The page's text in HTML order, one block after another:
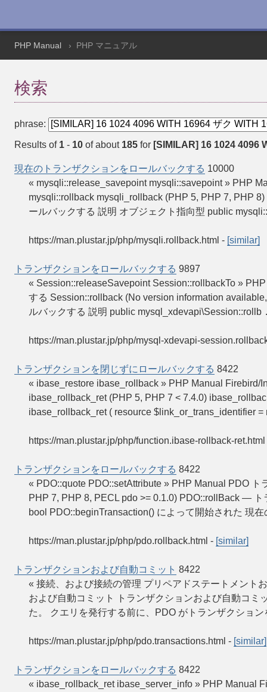
PHP Manual PHP マニュアル
検索
phrase:
Results of 1 - 10 of about 185 for [SIMILAR] 16 1024 4096
現在のトランザクションをロールバックする 10000
« mysqli::release_savepoint mysqli::savepoint » PHP
mysqli::rollback mysqli_rollback (PHP 5, PHP 7, PHP
ールバックする 説明 オブジェクト指向型 public
https://man.plustar.jp/php/mysqli.rollback.html - [similar]
トランザクションをロールバックする 9897
« Session::releaseSavepoint Session::rollbackTo »
する Session::rollback (No version information
ルバックする 説明 public mysql_xdevapi\Session::rollb
https://man.plustar.jp/php/mysql-xdevapi-
トランザクションを閉じずにロールバックする 8422
« ibase_restore ibase_rollback » PHP Manual Firebird/
ibase_rollback_ret (PHP 5, PHP 7 < 7.4.0)
ibase_rollback_ret ( resource $link_or_trans_identifier
https://man.plustar.jp/php/function.ibase-rollback-ret.html
トランザクションをロールバックする 8422
« PDO::quote PDO::setAttribute » PHP Manual PDO
PHP 7, PHP 8, PECL pdo >= 0.1.0) PDO::rollBack —
bool PDO::beginTransaction() によって開始された 現
https://man.plustar.jp/php/pdo.rollback.html - [similar]
トランザクションおよび自動コミット 8422
« 接続、および接続の管理 プリペアドステートメント
および自動コミット トランザクションおよび自動コ
た。 クエリを発行する前に、PDO がトランザクショ
https://man.plustar.jp/php/pdo.transactions.html - [similar]
トランザクションをロールバックする 8422
« ibase_rollback_ret ibase_server_info » PHP Manual